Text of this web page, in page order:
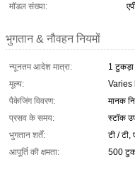
मॉडल संख्या:
भुगतान & नौवहन नियमों
न्यूनतम आदेश मात्रा:
1 टुकड़ा
मूल्य:
Varies
पैकेजिंग विवरण:
मानक
प्रसव के समय:
स्टॉक
भुगतान शर्तें:
टी / टी,
आपूर्ति की क्षमता:
500